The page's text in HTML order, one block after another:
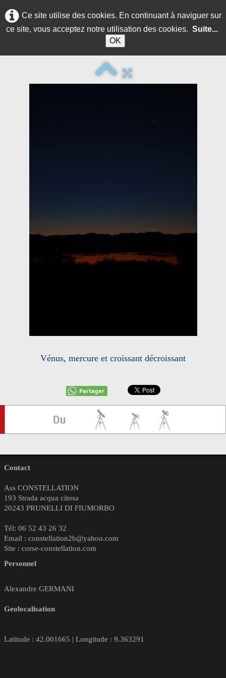
Ce site utilise des cookies. En continuant à naviguer sur
ce site, vous acceptez notre utilisation des cookies. Suite...
OK
Vénus, mercure et croissant décroissant
Partager
Contact
Ass CONSTELLATION
193 Strada acqua citosa
20243 PRUNELLI DI FIUMORBO
Tél: 06 52 43 26 32
Email : constellation2b@yahoo.com
Site : corse-constellation.com
Personnel
Alexandre GERMANI
Geolocalisation
Latitude : 42.001665 | Longitude : 9.363291